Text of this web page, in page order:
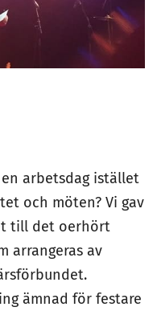
arbetsdag istället
och möten? Vi gav
till det oerhört
arrangeras av
ämnad för festare